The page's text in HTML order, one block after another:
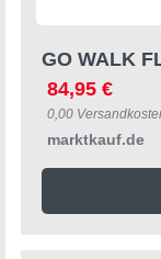
GO WALK
84,95 €
0,00
marktkauf.de